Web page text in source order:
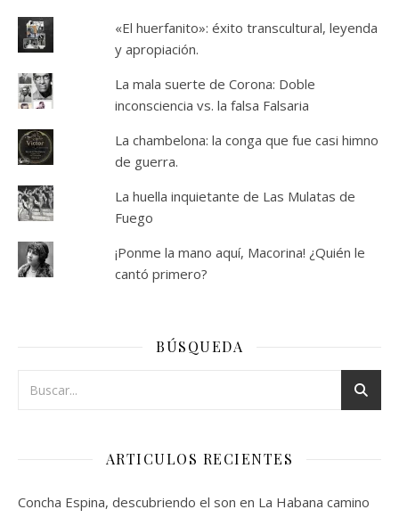
«El huerfanito»: éxito transcultural, leyenda
y apropiación.
La mala suerte de Corona: Doble
inconsciencia vs. la falsa Falsaria
La chambelona: la conga que fue casi himno
de guerra.
La huella inquietante de Las Mulatas de
Fuego
¡Ponme la mano aquí, Macorina! ¿Quién le
cantó primero?
BÚSQUEDA
ARTICULOS RECIENTES
Concha Espina, descubriendo el son en La Habana camino